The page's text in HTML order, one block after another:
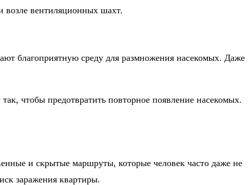
возле вентиляционных шахт.
благоприятную среду для размножения насекомых. Даже
чтобы предотвратить повторное появление насекомых.
и скрытые маршруты, которые человек часто даже не
заражения квартиры.